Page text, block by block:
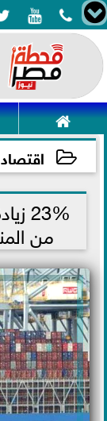
 

اقتصاد
2021-09-21 17:28:13
من